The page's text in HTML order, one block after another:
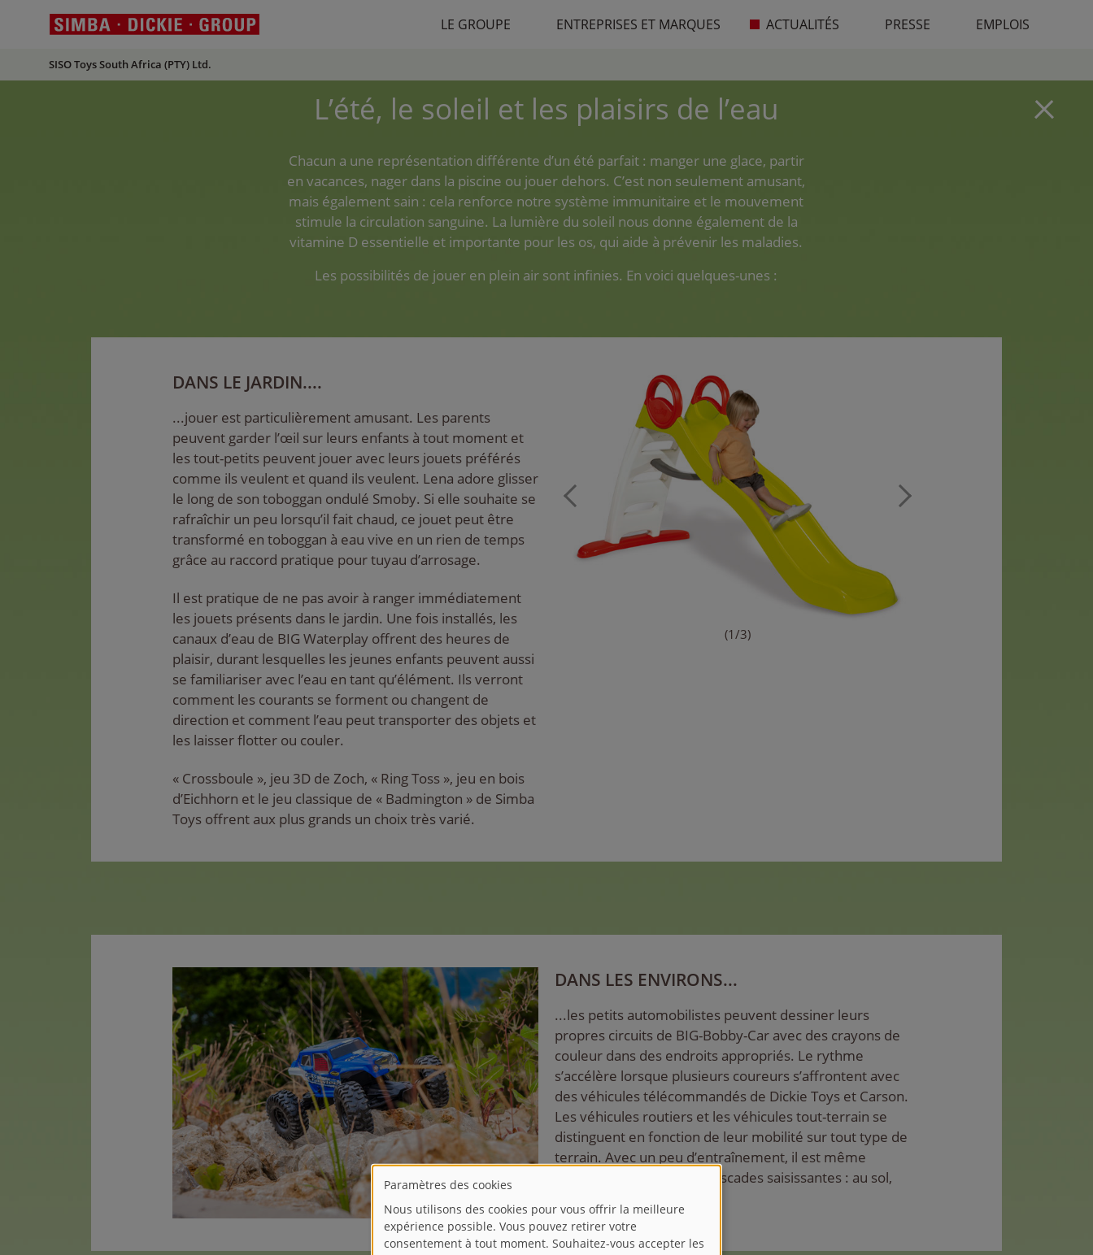
LE GROUPE ENTREPRISES ET MARQUES ACTUALITÉS
SISO Toys South Africa (PTY) Ltd.
PRESSE EMPLOIS
L’été, le soleil et les plaisirs de l’eau
Chacun a une représentation différente d’un été parfait : manger une glace, partir
en vacances, nager dans la piscine ou jouer dehors. C’est non seulement amusant,
mais également sain : cela renforce notre système immunitaire et le mouvement
stimule la circulation sanguine. La lumière du soleil nous donne également de la
vitamine D essentielle et importante pour les os, qui aide à prévenir les maladies.
Les possibilités de jouer en plein air sont infinies. En voici quelques-unes :
DANS LE JARDIN....
...jouer est particulièrement amusant. Les parents
peuvent garder l’œil sur leurs enfants à tout moment et
les tout-petits peuvent jouer avec leurs jouets préférés
comme ils veulent et quand ils veulent. Lena adore glisser
le long de son toboggan ondulé Smoby. Si elle souhaite se
rafraîchir un peu lorsqu’il fait chaud, ce jouet peut être
transformé en toboggan à eau vive en un rien de temps
grâce au raccord pratique pour tuyau d’arrosage.
Il est pratique de ne pas avoir à ranger immédiatement
les jouets présents dans le jardin. Une fois installés, les
canaux d’eau de BIG Waterplay offrent des heures de
plaisir, durant lesquelles les jeunes enfants peuvent aussi
se familiariser avec l’eau en tant qu’élément. Ils verront
comment les courants se forment ou changent de
direction et comment l’eau peut transporter des objets et
les laisser flotter ou couler.
« Crossboule », jeu 3D de Zoch, « Ring Toss », jeu en bois
d’Eichhorn et le jeu classique de « Badmington » de Simba
Toys offrent aux plus grands un choix très varié.
(1/3)
DANS LES ENVIRONS...
...les petits automobilistes peuvent dessiner leurs
propres circuits de BIG-Bobby-Car avec des crayons de
couleur dans des endroits appropriés. Le rythme
s’accélère lorsque plusieurs coureurs s’affrontent avec
des véhicules télécommandés de Dickie Toys et Carson.
Les véhicules routiers et les véhicules tout-terrain se
distinguent en fonction de leur mobilité sur tout type de
terrain. Avec un peu d’entraînement, il est même
possible de réaliser des cascades saisissantes : au sol,